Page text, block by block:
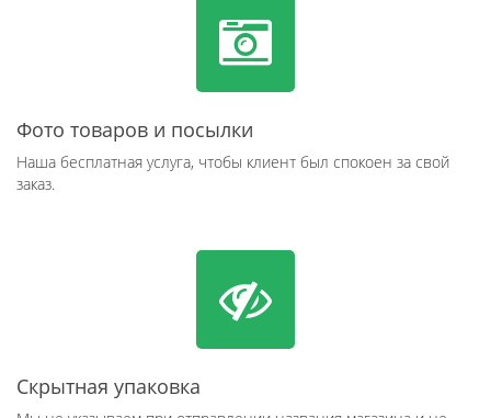
Фото товаров и посылки
Наша бесплатная услуга, чтобы клиент был спокоен за свой
заказ.
Скрытная упаковка